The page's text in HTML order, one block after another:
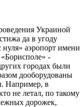
Украиной
да в угоду
аэропорт имени
-
городах были
дооборудованы
Например, в
не летал, по такому
дорожек,